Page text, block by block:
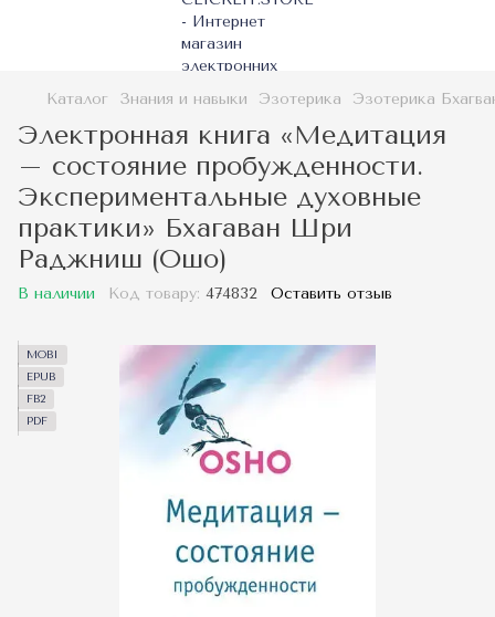
Каталог Знания и навыки Эзотерика Эзотерика
Электронная книга «Медитация
– состояние пробужденности.
Экспериментальные духовные
практики» Бхагаван Шри
Раджниш (Ошо)
В наличии Код товару: 474832 Оставить отзыв
MOBI
EPUB
FB2
PDF